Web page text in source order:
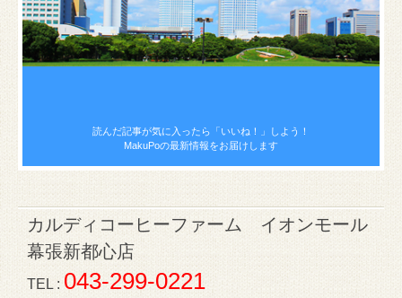
読んだ記事が気に入ったら 「いいね！」しよう！
MakuPoの最新情報をお届けします
カルディコーヒーファーム イオンモール
幕張新都心店
TEL :043-299-0221